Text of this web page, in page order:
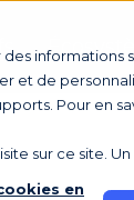
informations
et de
Pour en
sur ce site.
en